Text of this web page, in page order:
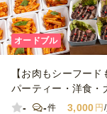
オードブル
【お肉もシーフー
パーティー・洋食・
-
-件 3,000 円